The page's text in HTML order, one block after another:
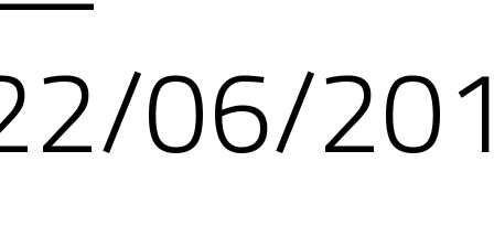
06/